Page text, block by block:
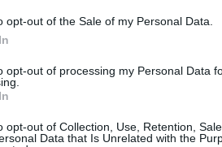
opt-out of the Sale of my Personal Data.
opt-out of processing my Personal Data
opt-out of Collection, Use, Retention,
Data that Is Unrelated with the
magamat. Nem látok
nak kell alakítania Robbie-t”
színész megpróbál
magát zenés színpadi